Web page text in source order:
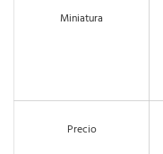
Miniatura
Precio